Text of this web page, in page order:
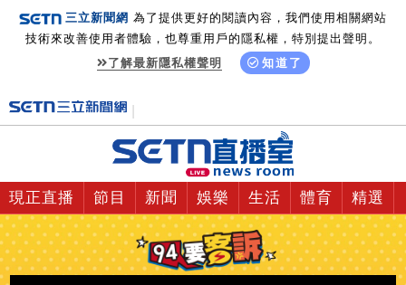
三立新聞網 為了提供更好的閱讀內容，我們使用相關網站
技術來改善使用者體驗，也尊重用戶的隱私權，特別提出聲明。
了解最新隱私權聲明
知道了
現正直播 節目 新聞 娛樂 生活 體育 精選